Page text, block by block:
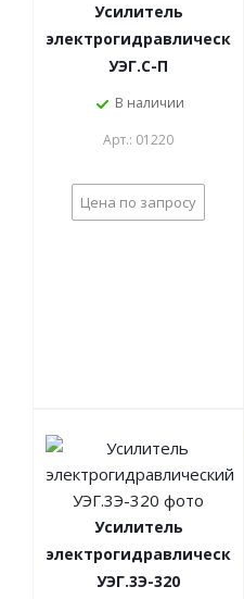
Усилитель
электрогидравлический
УЭГ.С-П
В наличии
Арт.: 01220
Цена по запросу
Усилитель
электрогидравлический
УЭГ.3Э-320